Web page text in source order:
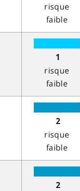
risque
faible
1
risque
faible
2
risque
faible
2